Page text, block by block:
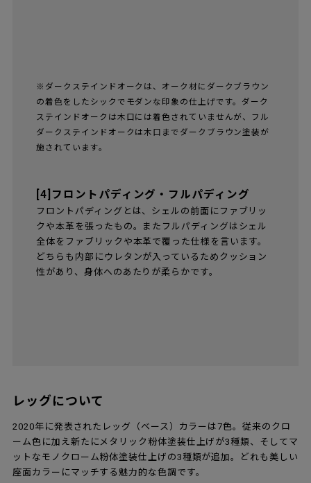
※ダークステインドオークは、オーク材にダークブラウン
の着色をしたシックでモダンな印象の仕上げです。ダーク
ステインドオークは木口には着色されていませんが、フル
ダークステインドオークは木口までダークブラウン塗装が
施されています。
[4]フロントパディング・フルパディング
フロントパディングとは、シェルの前面にファブリッ
クや本革を張ったもの。またフルパディングはシェル
全体をファブリックや本革で覆った仕様を言います。
どちらも内部にウレタンが入っているためクッション
性があり、身体へのあたりが柔らかです。
レッグについて
2020年に発表されたレッグ（ベース）カラーは7色。従来のクロ
ーム色に加え新たにメタリック粉体塗装仕上げが3種類、そしてマ
ットなモノクローム粉体塗装仕上げの3種類が追加。どれも美しい
座面カラーにマッチする魅力的な色調です。